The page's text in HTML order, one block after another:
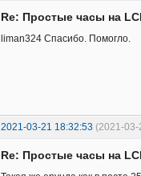
Re: Простые часы на
liman324 Спасибо. Помогло.
2021-03-21 18:32:53 (2021-03-
Re: Простые часы на